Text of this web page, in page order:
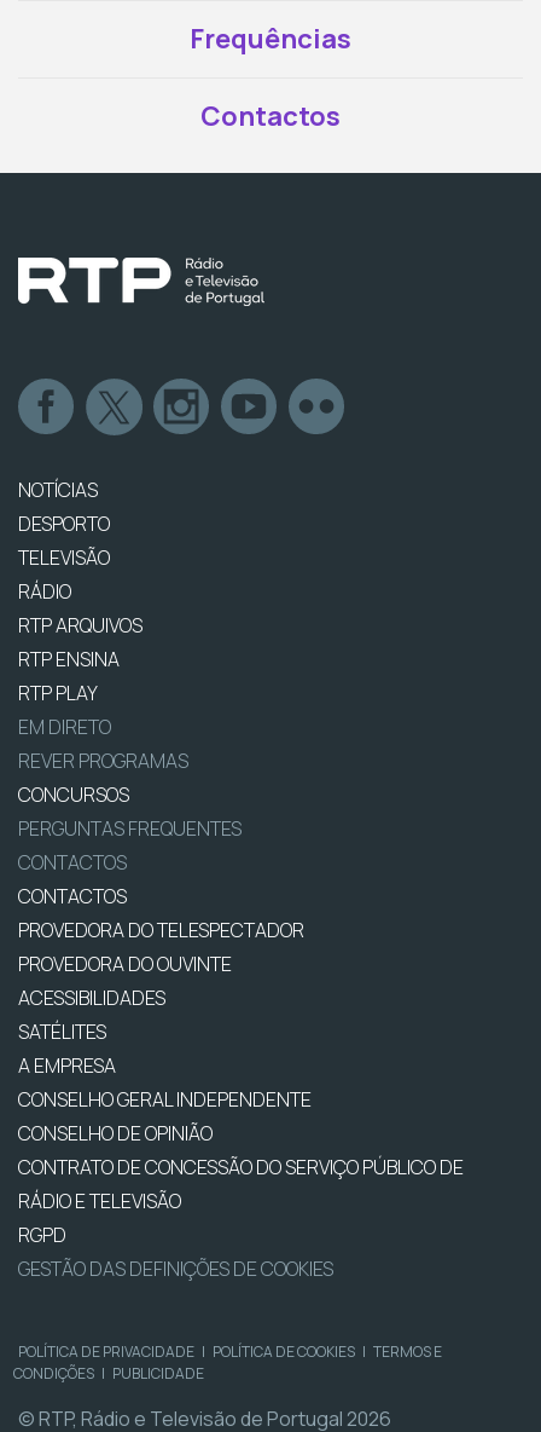
Frequências
Contactos
NOTÍCIAS
DESPORTO
TELEVISÃO
RÁDIO
RTP ARQUIVOS
RTP ENSINA
RTP PLAY
EM DIRETO
REVER PROGRAMAS
CONCURSOS
PERGUNTAS FREQUENTES
CONTACTOS
CONTACTOS
PROVEDORA DO TELESPECTADOR
PROVEDORA DO OUVINTE
ACESSIBILIDADES
SATÉLITES
A EMPRESA
CONSELHO GERAL INDEPENDENTE
CONSELHO DE OPINIÃO
CONTRATO DE CONCESSÃO DO SERVIÇO PÚBLICO DE
RÁDIO E TELEVISÃO
RGPD
GESTÃO DAS DEFINIÇÕES DE COOKIES
POLÍTICA DE PRIVACIDADE | POLÍTICA DE COOKIES | TERMOS E
CONDIÇÕES | PUBLICIDADE
© RTP, Rádio e Televisão de Portugal 2026